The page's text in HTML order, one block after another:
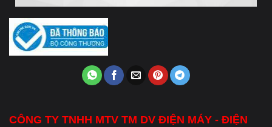
CÔNG TY TNHH MTV TM DV ĐIỆN MÁY - ĐIỆN